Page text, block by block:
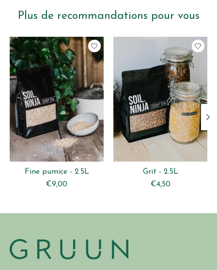
Plus de recommandations pour vous
Articles du carrousel de produits
Fine pumice - 2.5L
€9,00
Grit - 2.5L
€4,50